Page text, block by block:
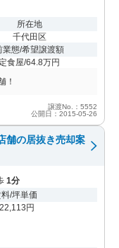
所在地
千代田区
業態/希望譲渡額
定食屋/64.8万円
！
譲渡No.：5552
公開日：2015-05-26
舗の居抜き売却案
1分
/坪単価
円